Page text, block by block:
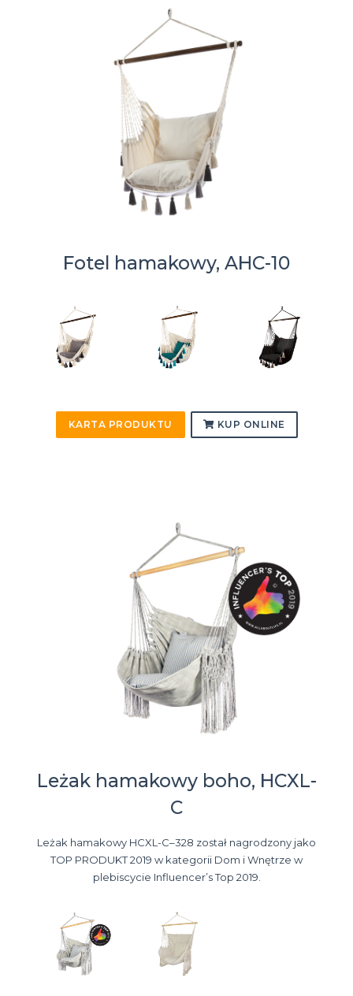
Fotel hamakowy, AHC-10
KARTA PRODUKTU KUP ONLINE
Leżak hamakowy boho, HCXL-
C
Leżak hamakowy HCXL-C–328 został nagrodzony jako
TOP PRODUKT 2019 w kategorii Dom i Wnętrze w
plebiscycie Influencer’s Top 2019.